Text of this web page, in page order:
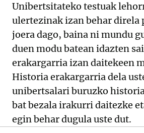
Unibertsitateko testuak
ulertezinak izan behar direla
joera dago, baina ni mundu
duen modu batean idazten
erakargarria izan daitekeen
Historia erakargarria dela
unibertsalari buruzko
bat bezala irakurri daitezke
egin behar dugula uste dut.